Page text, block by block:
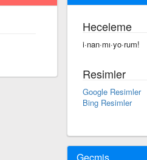
Heceleme
i·nan·mı·yo·rum!
Resimler
Google Resimler
Bing Resimler
Geçmiş